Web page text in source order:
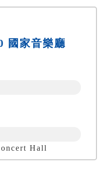
國家音樂廳
Hall